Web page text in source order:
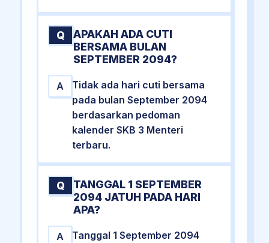
Q
APAKAH ADA CUTI
BERSAMA BULAN
SEPTEMBER 2094?
A
Tidak ada hari cuti bersama
pada bulan September 2094
berdasarkan pedoman
kalender SKB 3 Menteri
terbaru.
Q
TANGGAL 1 SEPTEMBER
2094 JATUH PADA HARI
APA?
A
Tanggal 1 September 2094